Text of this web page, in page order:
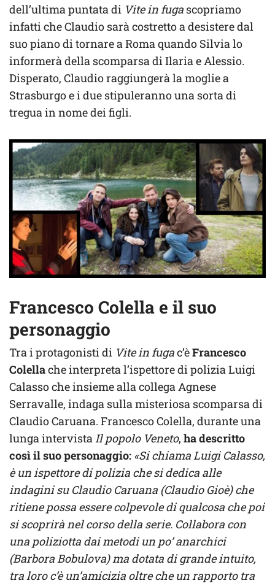
dell’ultima puntata di Vite in fuga scopriamo
infatti che Claudio sarà costretto a desistere dal
suo piano di tornare a Roma quando Silvia lo
informerà della scomparsa di Ilaria e Alessio.
Disperato, Claudio raggiungerà la moglie a
Strasburgo e i due stipuleranno una sorta di
tregua in nome dei figli.
Francesco Colella e il suo
personaggio
Tra i protagonisti di Vite in fugac’èFrancesco
Colellache interpreta l’ispettore di polizia Luigi
Calasso che insieme alla collega Agnese
Serravalle, indaga sulla misteriosa scomparsa di
Claudio Caruana. Francesco Colella, durante una
lunga intervista Il popolo Veneto, ha descritto
così il suo personaggio: «Si chiama Luigi Calasso,
è un ispettore di polizia che si dedica alle
indagini su Claudio Caruana (Claudio Gioè) che
ritiene possa essere colpevole di qualcosa che poi
si scoprirà nel corso della serie. Collabora con
una poliziotta dai metodi un po’ anarchici
(Barbora Bobulova) ma dotata di grande intuito,
tra loro c’è un’amicizia oltre che un rapporto tra